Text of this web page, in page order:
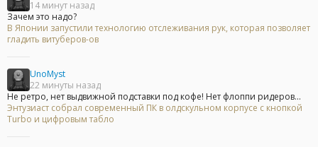
14 минут назад
Зачем это надо?
В Японии запустили технологию отслеживания рук, которая позволяет
гладить витуберов-ов
UnoMyst
22 минуты назад
Не ретро, нет выдвижной подставки под кофе! Нет флоппи ридеров...
Энтузиаст собрал современный ПК в олдскульном корпусе с кнопкой
Turbo и цифровым табло